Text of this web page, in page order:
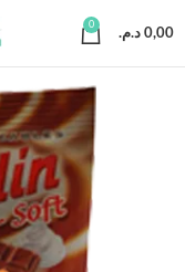
0
0,00 د.م.